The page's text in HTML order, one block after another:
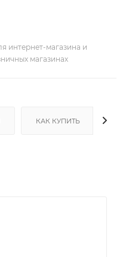
интернет-магазина и
магазинах
КАК КУПИТЬ